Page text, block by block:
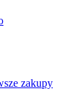
zakupy